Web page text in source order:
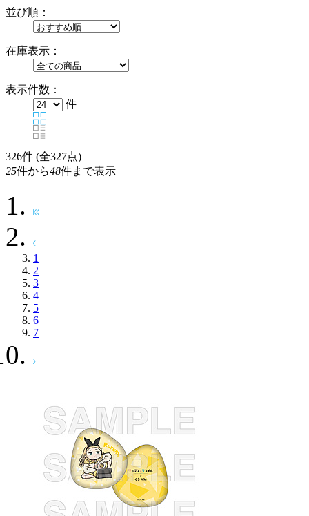
並び順：
在庫表示：
表示件数：
件
326件 (全327点)
25件から48件まで表示
1
2
3
4
5
6
7